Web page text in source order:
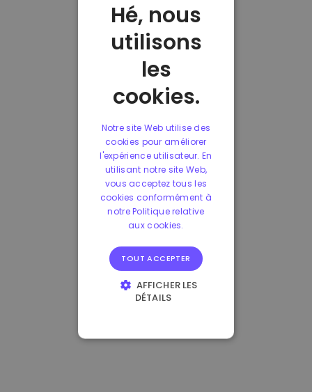
Hé, nous
utilisons
les
cookies.
Notre site Web utilise des
cookies pour améliorer
l'expérience utilisateur. En
utilisant notre site Web,
vous acceptez tous les
cookies conformément à
notre Politique relative
aux cookies.
TOUT ACCEPTER
AFFICHER LES
DÉTAILS